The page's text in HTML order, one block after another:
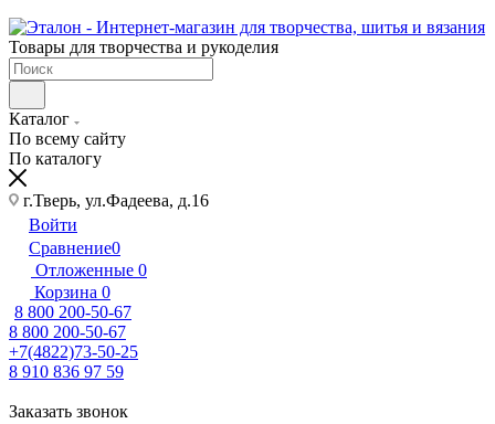
Товары для творчества и рукоделия
Каталог
По всему сайту
По каталогу
г.Тверь, ул.Фадеева, д.16
Войти
Сравнение0
Отложенные 0
Корзина 0
8 800 200-50-67
8 800 200-50-67
+7(4822)73-50-25
8 910 836 97 59
Заказать звонок